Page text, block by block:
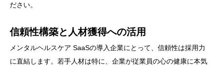
ださい。
信頼性構築と人材獲得への活用
メンタルヘルスケア SaaSの導入企業にとって、信頼性は採用力
に直結します。若手人材は特に、企業が従業員の心の健康に本気